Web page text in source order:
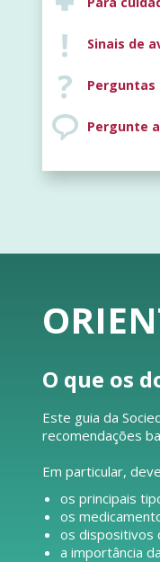
Sinais de
Pergunte
O que os
Este guia da
recomendações
Em particular,
os principais
os
os dispositivos
a importância